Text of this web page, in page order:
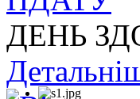
ДЕНЬ